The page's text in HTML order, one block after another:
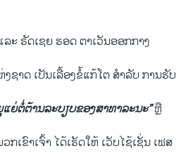
ະ ຣັດເຊຍ ຮອດ ຕາເວັນອອກກາງ
ຊາດ ເປັນເລື້ອງຂໍ້ແກ້ໂຕ ສຳລັບ ການຮັບ
ແຍ່ຕໍ່ຕ້ານລະບຽບຂອງສາທາລະນະ”ຫຼື
ເຂົາເຈົ້າ ໄດ້ເຮັດໃຫ້ ເວັບໄຊ້ເຊັ່ນ ເຟສ